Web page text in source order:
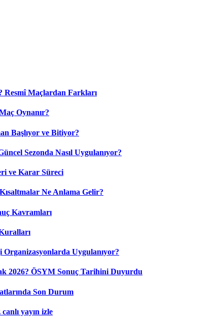
Resmî Maçlardan Farkları
Oynanır?
Başlıyor ve Bitiyor?
Sezonda Nasıl Uygulanıyor?
ve Karar Süreci
Ne Anlama Gelir?
Kavramları
Uygulanıyor?
2026? ÖSYM Sonuç Tarihini Duyurdu
Son Durum
yayın izle